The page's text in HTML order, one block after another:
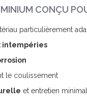
CONÇU
particulièrement
intempéries
le coulissement
et entretien minimal